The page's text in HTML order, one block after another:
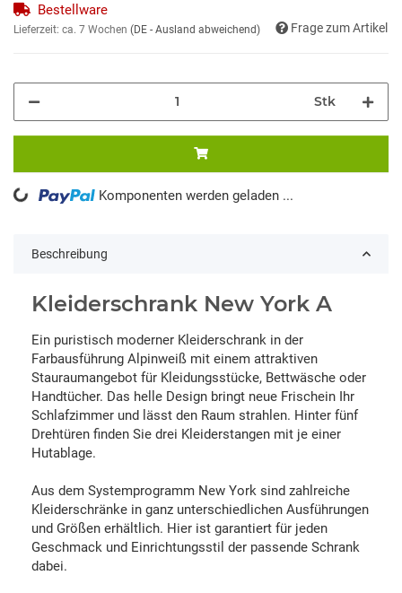
Bestellware
Lieferzeit: ca. 7 Wochen (DE - Ausland abweichend) Frage zum Artikel
Stk
Loading... Komponenten werden geladen ...
Beschreibung
Kleiderschrank New York A
Ein puristisch moderner Kleiderschrank in der
Farbausführung Alpinweiß mit einem attraktiven
Stauraumangebot für Kleidungsstücke, Bettwäsche oder
Handtücher. Das helle Design bringt neue Frischein Ihr
Schlafzimmer und lässt den Raum strahlen. Hinter fünf
Drehtüren finden Sie drei Kleiderstangen mit je einer
Hutablage.
Aus dem Systemprogramm New York sind zahlreiche
Kleiderschränke in ganz unterschiedlichen Ausführungen
und Größen erhältlich. Hier ist garantiert für jeden
Geschmack und Einrichtungsstil der passende Schrank
dabei.